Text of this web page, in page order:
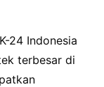
24 Indonesia
terbesar di